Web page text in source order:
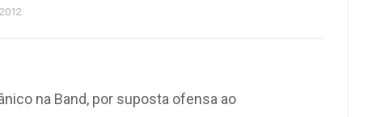
na Band, por suposta ofensa ao